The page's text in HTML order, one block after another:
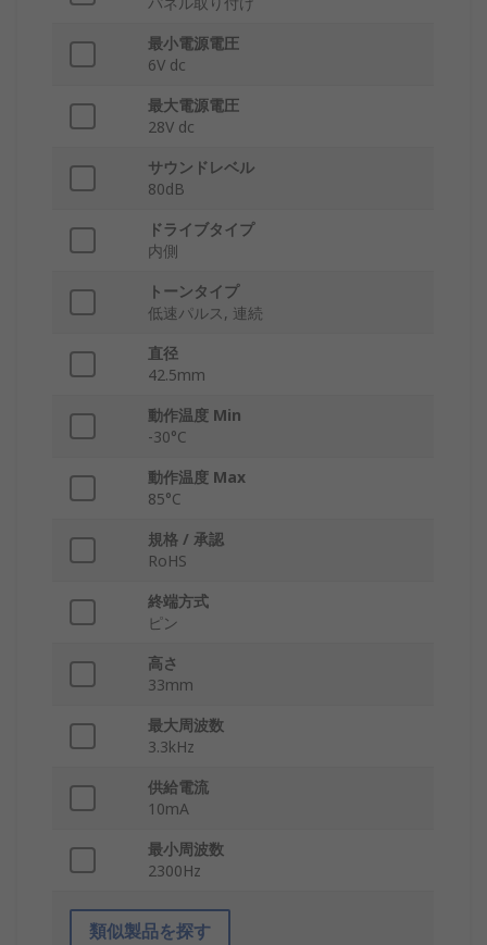
最小電源電圧
6V dc
最大電源電圧
28V dc
サウンドレベル
80dB
ドライブタイプ
内側
トーンタイプ
低速パルス, 連続
直径
42.5mm
動作温度 Min
-30°C
動作温度 Max
85°C
規格 / 承認
RoHS
終端方式
ピン
高さ
33mm
最大周波数
3.3kHz
供給電流
10mA
最小周波数
2300Hz
類似製品を探す